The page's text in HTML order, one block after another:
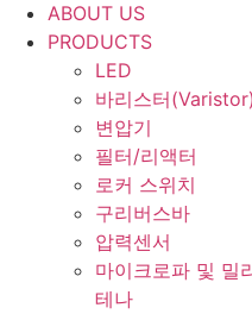
ABOUT US
PRODUCTS
LED
바리스터(Varistor)
변압기
필터/리액터
로커 스위치
구리버스바
압력센서
마이크로파 및 밀
테나